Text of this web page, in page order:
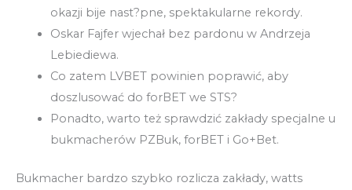
okazji bije nast?pne, spektakularne rekordy.
Oskar Fajfer wjechał bez pardonu w Andrzeja
Lebiediewa.
Co zatem LVBET powinien poprawić, aby
doszlusować do forBET we STS?
Ponadto, warto też sprawdzić zakłady specjalne u
bukmacherów PZBuk, forBET i Go+Bet.
Bukmacher bardzo szybko rozlicza zakłady, watts